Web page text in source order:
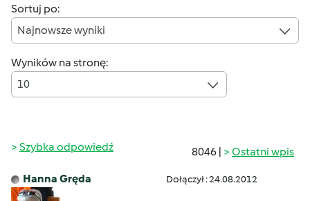
Sortuj po:
Najnowsze wyniki
Wyników na stronę:
10
8046 | Ostatni wpis
Szybka odpowiedź
Hanna Gręda Dołączył : 24.08.2012